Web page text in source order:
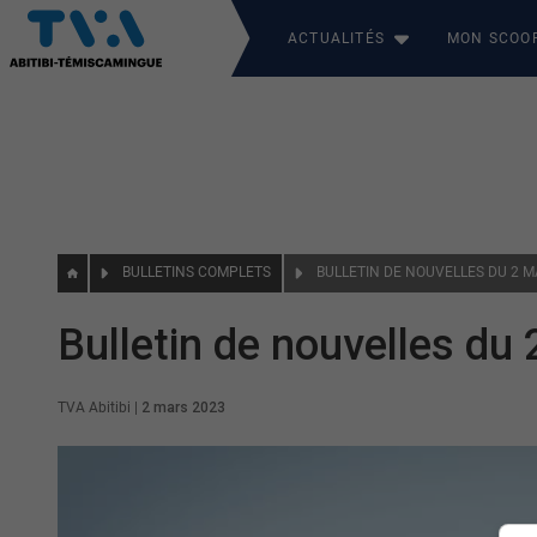
ACTUALITÉS MON
BULLETINS COMPLETS BULLETIN DE NOUVELLES DU 2
Bulletin de nouvelles du
TVA Abitibi 2 mars 2023